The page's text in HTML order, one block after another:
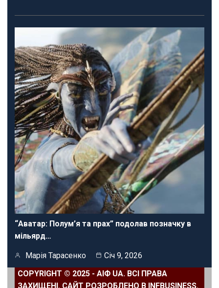
“Аватар: Полум’я та прах” подолав позначку в
мільярд…
Марія Тарасенко
Січ 9, 2026
COPYRIGHT © 2025 - АІФ UA. ВСІ ПРАВА
ЗАХИЩЕНІ. САЙТ РОЗРОБЛЕНО В INFBUSINESS.